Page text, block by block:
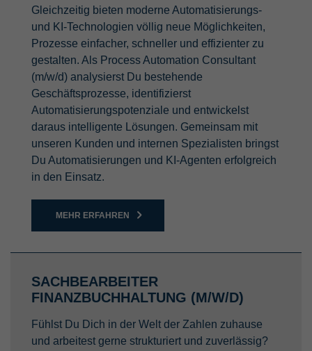
Gleichzeitig bieten moderne Automatisierungs-
und KI-Technologien völlig neue Möglichkeiten,
Prozesse einfacher, schneller und effizienter zu
gestalten. Als Process Automation Consultant
(m/w/d) analysierst Du bestehende
Geschäftsprozesse, identifizierst
Automatisierungspotenziale und entwickelst
daraus intelligente Lösungen. Gemeinsam mit
unseren Kunden und internen Spezialisten bringst
Du Automatisierungen und KI-Agenten erfolgreich
in den Einsatz.
MEHR ERFAHREN
SACHBEARBEITER
FINANZBUCHHALTUNG (M/W/D)
Fühlst Du Dich in der Welt der Zahlen zuhause
und arbeitest gerne strukturiert und zuverlässig?